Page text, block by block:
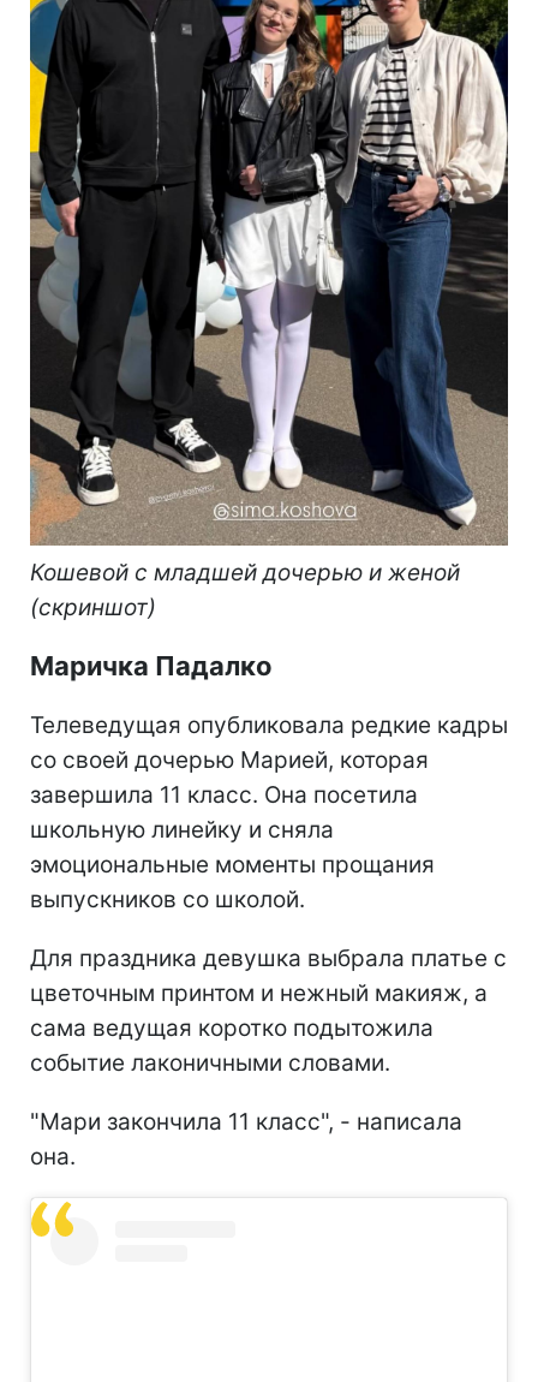
Кошевой с младшей дочерью и женой
(скриншот)
Маричка Падалко
Телеведущая опубликовала редкие кадры
со своей дочерью Марией, которая
завершила 11 класс. Она посетила
школьную линейку и сняла
эмоциональные моменты прощания
выпускников со школой.
Для праздника девушка выбрала платье с
цветочным принтом и нежный макияж, а
сама ведущая коротко подытожила
событие лаконичными словами.
"Мари закончила 11 класс", - написала
она.